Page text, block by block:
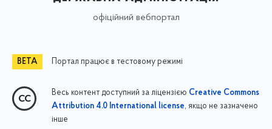
офіційний вебпортал
Портал працює в тестовому режимі
Весь контент доступний за ліцензією Creative Commons
Attribution 4.0 International license, якщо не зазначено
інше